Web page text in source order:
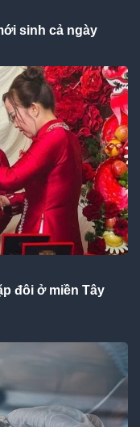
sinh cả ngày
đôi ở miền Tây